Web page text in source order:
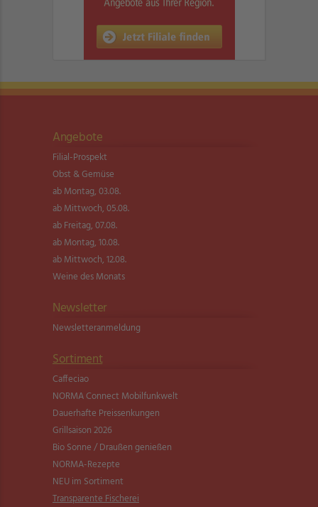
Angebote
Filial-Prospekt
Obst & Gemüse
ab Montag, 03.08.
ab Mittwoch, 05.08.
ab Freitag, 07.08.
ab Montag, 10.08.
ab Mittwoch, 12.08.
Weine des Monats
Newsletter
Newsletter­anmeldung
Sortiment
Caffeciao
NORMA Connect Mobilfunkwelt
Dauerhafte Preissenkungen
Grillsaison 2026
Bio Sonne / Draußen genießen
NORMA-Rezepte
NEU im Sortiment
Transparente Fischerei